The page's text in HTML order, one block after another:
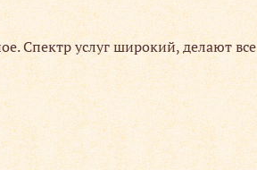
Спектр услуг широкий, делают все